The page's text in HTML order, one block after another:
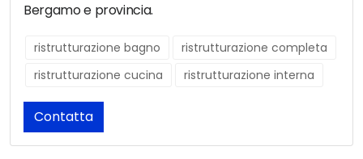
Bergamo e provincia.
ristrutturazione bagno
ristrutturazione completa
ristrutturazione cucina
ristrutturazione interna
Contatta